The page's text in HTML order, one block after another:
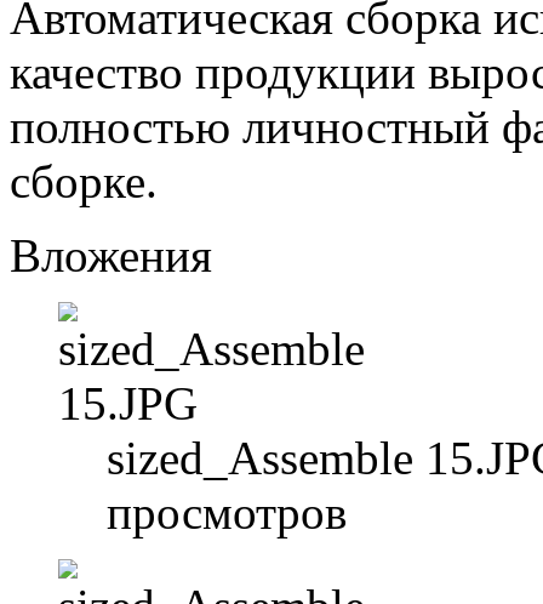
Автоматическая сборка
качество продукции
полностью личностный
сборке.
Вложения
sized_Assemble
просмотров